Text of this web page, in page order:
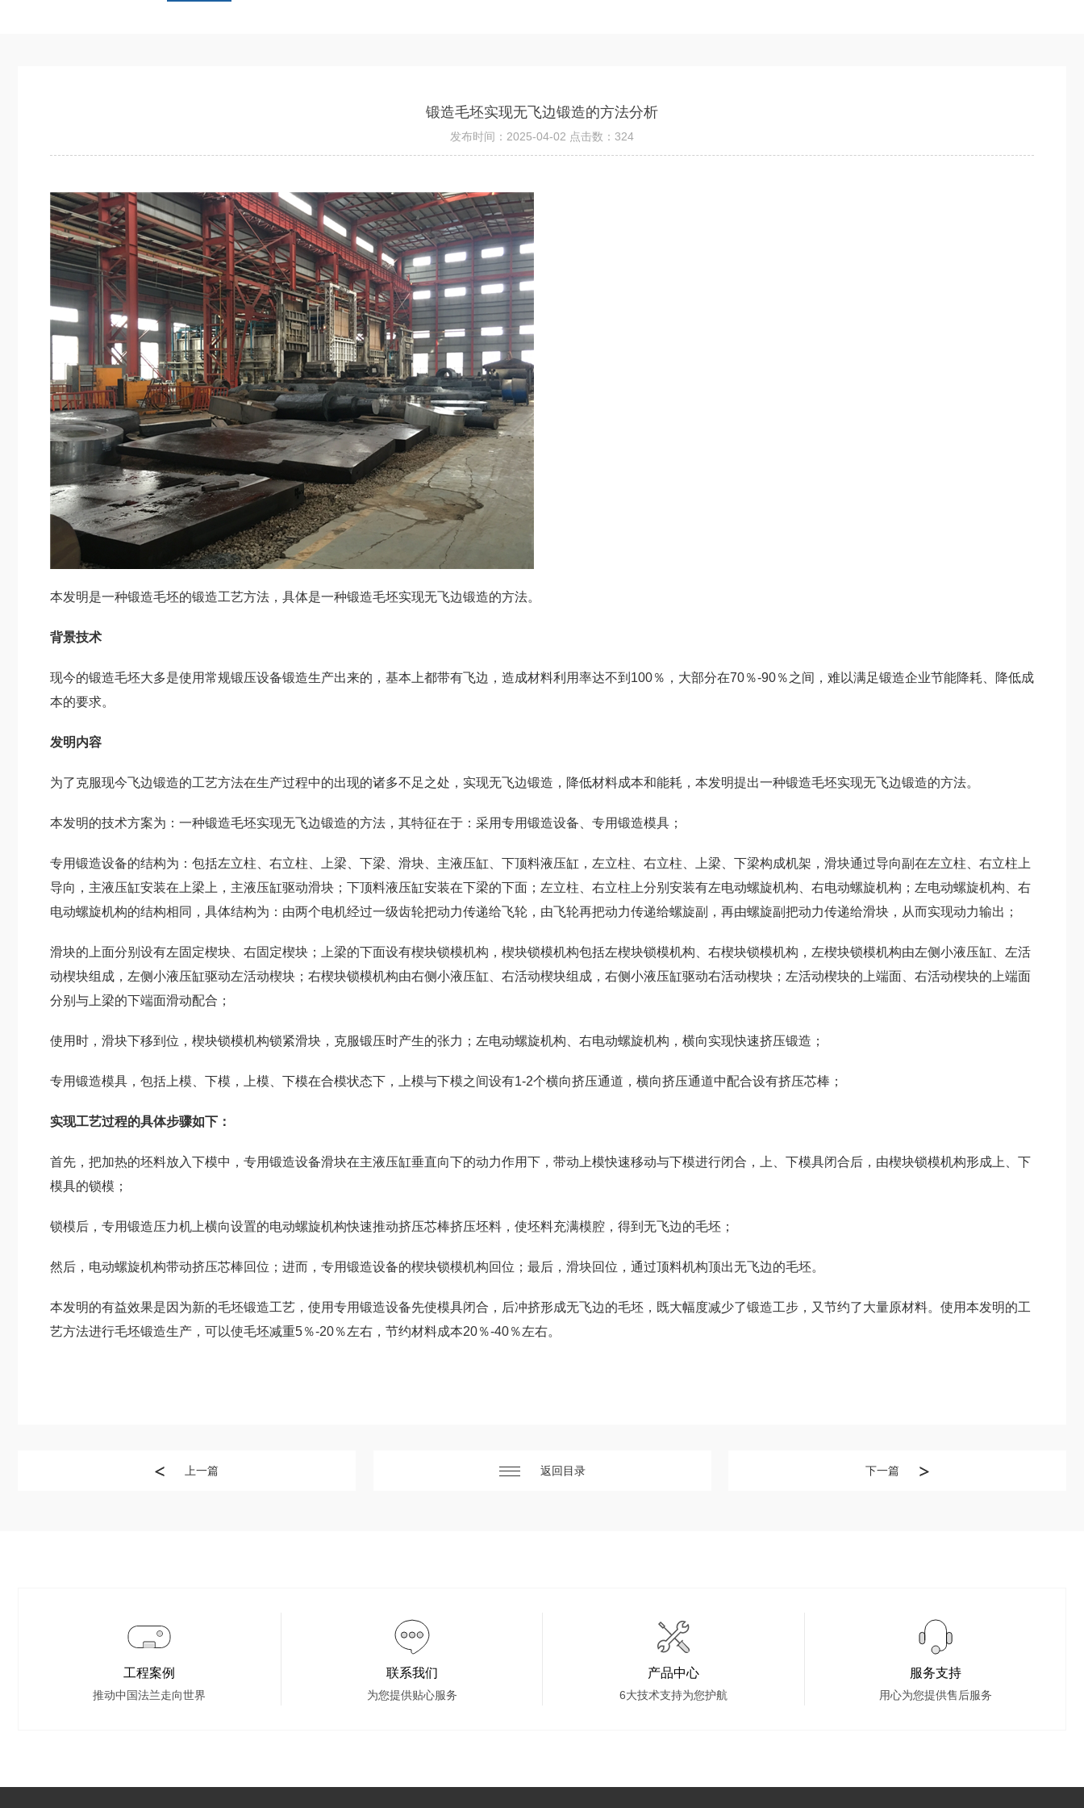
锻造毛坯实现无飞边锻造的方法分析
发布时间：2025-04-02 点击数：324
本发明是一种锻造毛坯的锻造工艺方法，具体是一种锻造毛坯实现无飞边锻造的方法。
背景技术
现今的锻造毛坯大多是使用常规锻压设备锻造生产出来的，基本上都带有飞边，造成材料利用率达不到100％，大部分在70％-90％之间，难以满足锻造企业节能降耗、降低成
本的要求。
发明内容
为了克服现今飞边锻造的工艺方法在生产过程中的出现的诸多不足之处，实现无飞边锻造，降低材料成本和能耗，本发明提出一种锻造毛坯实现无飞边锻造的方法。
本发明的技术方案为：一种锻造毛坯实现无飞边锻造的方法，其特征在于：采用专用锻造设备、专用锻造模具；
专用锻造设备的结构为：包括左立柱、右立柱、上梁、下梁、滑块、主液压缸、下顶料液压缸，左立柱、右立柱、上梁、下梁构成机架，滑块通过导向副在左立柱、右立柱上
导向，主液压缸安装在上梁上，主液压缸驱动滑块；下顶料液压缸安装在下梁的下面；左立柱、右立柱上分别安装有左电动螺旋机构、右电动螺旋机构；左电动螺旋机构、右
电动螺旋机构的结构相同，具体结构为：由两个电机经过一级齿轮把动力传递给飞轮，由飞轮再把动力传递给螺旋副，再由螺旋副把动力传递给滑块，从而实现动力输出；
滑块的上面分别设有左固定楔块、右固定楔块；上梁的下面设有楔块锁模机构，楔块锁模机构包括左楔块锁模机构、右楔块锁模机构，左楔块锁模机构由左侧小液压缸、左活
动楔块组成，左侧小液压缸驱动左活动楔块；右楔块锁模机构由右侧小液压缸、右活动楔块组成，右侧小液压缸驱动右活动楔块；左活动楔块的上端面、右活动楔块的上端面
分别与上梁的下端面滑动配合；
使用时，滑块下移到位，楔块锁模机构锁紧滑块，克服锻压时产生的张力；左电动螺旋机构、右电动螺旋机构，横向实现快速挤压锻造；
专用锻造模具，包括上模、下模，上模、下模在合模状态下，上模与下模之间设有1-2个横向挤压通道，横向挤压通道中配合设有挤压芯棒；
实现工艺过程的具体步骤如下：
首先，把加热的坯料放入下模中，专用锻造设备滑块在主液压缸垂直向下的动力作用下，带动上模快速移动与下模进行闭合，上、下模具闭合后，由楔块锁模机构形成上、下
模具的锁模；
锁模后，专用锻造压力机上横向设置的电动螺旋机构快速推动挤压芯棒挤压坯料，使坯料充满模腔，得到无飞边的毛坯；
然后，电动螺旋机构带动挤压芯棒回位；进而，专用锻造设备的楔块锁模机构回位；最后，滑块回位，通过顶料机构顶出无飞边的毛坯。
本发明的有益效果是因为新的毛坯锻造工艺，使用专用锻造设备先使模具闭合，后冲挤形成无飞边的毛坯，既大幅度减少了锻造工步，又节约了大量原材料。使用本发明的工
艺方法进行毛坯锻造生产，可以使毛坯减重5％-20％左右，节约材料成本20％-40％左右。
上一篇 返回目录 下一篇
工程案例
推动中国法兰走向世界
联系我们
为您提供贴心服务
产品中心
6大技术支持为您护航
服务支持
用心为您提供售后服务